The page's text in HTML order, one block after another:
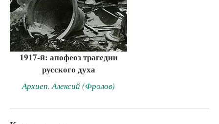
1917-й: апофеоз трагедии
русского духа
Архиеп. Алексий (Фролов)